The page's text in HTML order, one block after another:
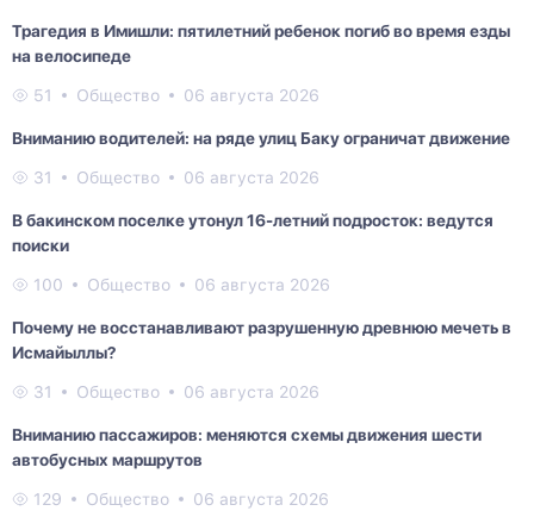
Трагедия в Имишли: пятилетний ребенок погиб во время езды
на велосипеде
51 Общество 06 августа 2026
Вниманию водителей: на ряде улиц Баку ограничат движение
31 Общество 06 августа 2026
В бакинском поселке утонул 16-летний подросток: ведутся
поиски
100 Общество 06 августа 2026
Почему не восстанавливают разрушенную древнюю мечеть в
Исмайыллы?
31 Общество 06 августа 2026
Вниманию пассажиров: меняются схемы движения шести
автобусных маршрутов
129 Общество 06 августа 2026